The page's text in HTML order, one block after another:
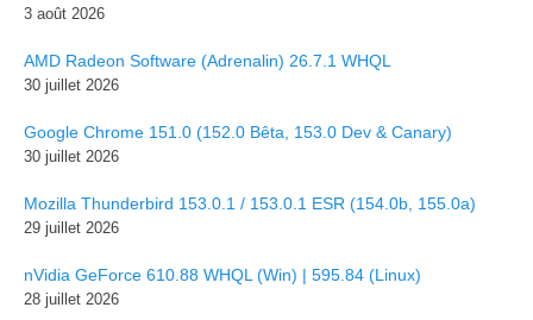
3 août 2026
AMD Radeon Software (Adrenalin) 26.7.1 WHQL
30 juillet 2026
Google Chrome 151.0 (152.0 Bêta, 153.0 Dev & Canary)
30 juillet 2026
Mozilla Thunderbird 153.0.1 / 153.0.1 ESR (154.0b, 155.0a)
29 juillet 2026
nVidia GeForce 610.88 WHQL (Win) | 595.84 (Linux)
28 juillet 2026